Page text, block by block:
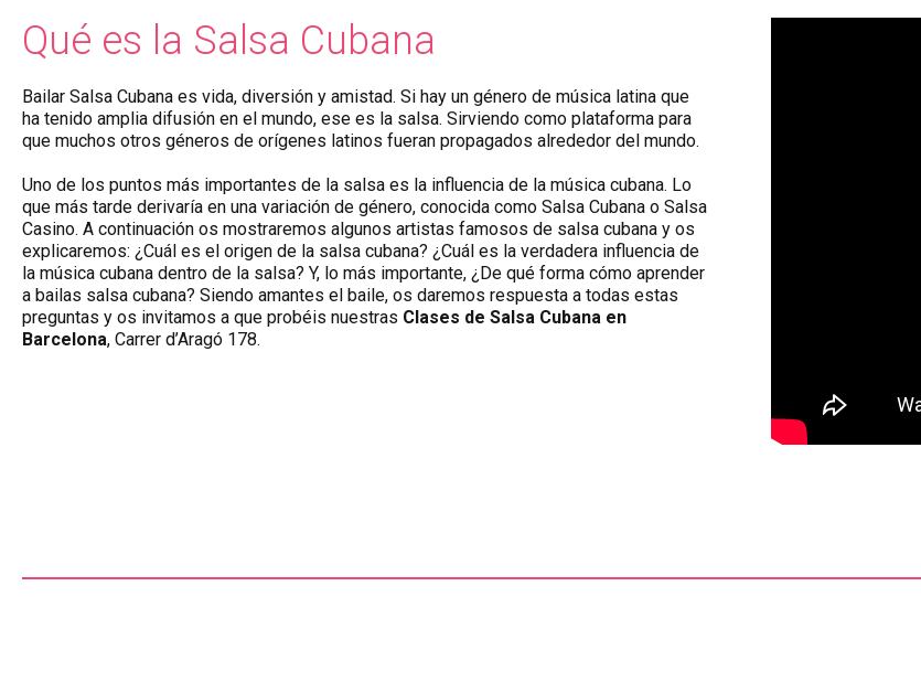
Qué es la Salsa Cubana
Bailar Salsa Cubana es vida, diversión y amistad. Si hay un género de música latina que
ha tenido amplia difusión en el mundo, ese es la salsa. Sirviendo como plataforma para
que muchos otros géneros de orígenes latinos fueran propagados alrededor del mundo.
Uno de los puntos más importantes de la salsa es la influencia de la música cubana. Lo
que más tarde derivaría en una variación de género, conocida como Salsa Cubana o Salsa
Casino. A continuación os mostraremos algunos artistas famosos de salsa cubana y os
explicaremos: ¿Cuál es el origen de la salsa cubana? ¿Cuál es la verdadera influencia de
la música cubana dentro de la salsa? Y, lo más importante, ¿De qué forma cómo aprender
a bailas salsa cubana? Siendo amantes el baile, os daremos respuesta a todas estas
preguntas y os invitamos a que probéis nuestras Clases de Salsa Cubana en
Barcelona, Carrer d’Aragó 178.